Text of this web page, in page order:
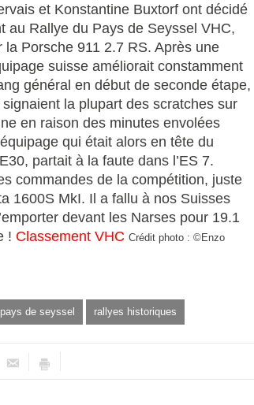
et Konstantine Buxtorf ont décidé
au Rallye du Pays de Seyssel VHC,
Porsche 911 2.7 RS. Après une
suisse améliorait constamment
général en début de seconde étape,
la plupart des scratches sur
en raison des minutes envolées
qui était alors en tête du
partait à la faute dans l’ES 7.
commandes de la compétition, juste
1600S MkI. Il a fallu à nos Suisses
devant les Narses pour 19.1
! Classement VHC Crédit photo : ©Enzo
de seyssel rallyes historiques